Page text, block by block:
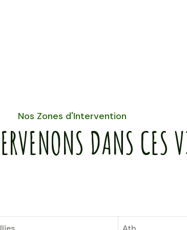
Nos Zones d'Intervention
DANS CES